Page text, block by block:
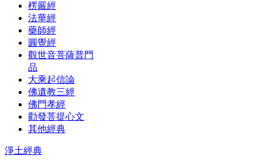
楞嚴經
法華經
藥師經
圓覺經
觀世音菩薩普門
品
大乘起信論
佛遺教三經
佛門孝經
勸發菩提心文
其他經典
淨土經典